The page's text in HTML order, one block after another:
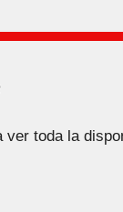
ver toda la